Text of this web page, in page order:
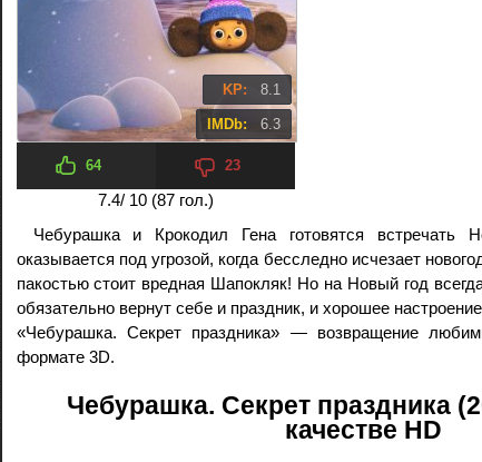
KP: 8.1
IMDb: 6.3
64 23
7.4/ 10 (87гол.)
Чебурашка и Крокодил Гена готовятся встречать
оказывается под угрозой, когда бесследно исчезает
пакостью стоит вредная Шапокляк! Но на Новый год
обязательно вернут себе и праздник, и хорошее
«Чебурашка. Секрет праздника» — возвращение
формате 3D.
Чебурашка. Секрет праздника
качестве HD